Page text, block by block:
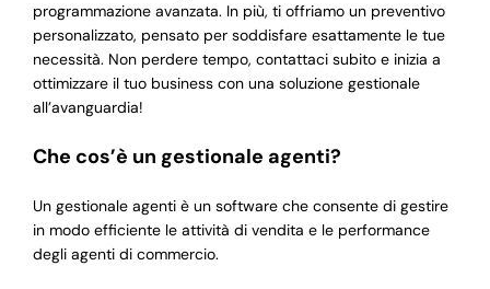
programmazione avanzata. In più, ti offriamo un preventivo
personalizzato, pensato per soddisfare esattamente le tue
necessità. Non perdere tempo, contattaci subito e inizia a
ottimizzare il tuo business con una soluzione gestionale
all’avanguardia!
Che cos’è un gestionale agenti?
Un gestionale agenti è un software che consente di gestire
in modo efficiente le attività di vendita e le performance
degli agenti di commercio.